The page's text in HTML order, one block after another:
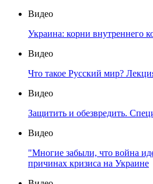
Видео
Украина: корни внутреннего
Видео
Что такое Русский мир?
Видео
Защитить и обезвредить.
Видео
"Многие забыли, что война
причинах кризиса на Украине